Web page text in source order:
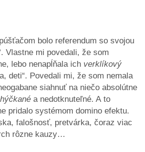
bolo referendum so svojou
Vlastne mi povedali, že som
lebo nenapĺňala ich verklíkový
deti“. Povedali mi, že som nemala
siahnuť na niečo absolútne
hýčkané a nedotknuteľné. A to
pridalo systémom domino efektu.
falošnosť, pretvárka, čoraz viac
rôzne kauzy…